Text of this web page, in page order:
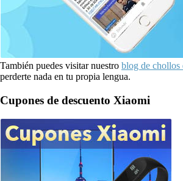
También puedes visitar nuestro blog de chollos
perderte nada en tu propia lengua.
Cupones de descuento Xiaomi